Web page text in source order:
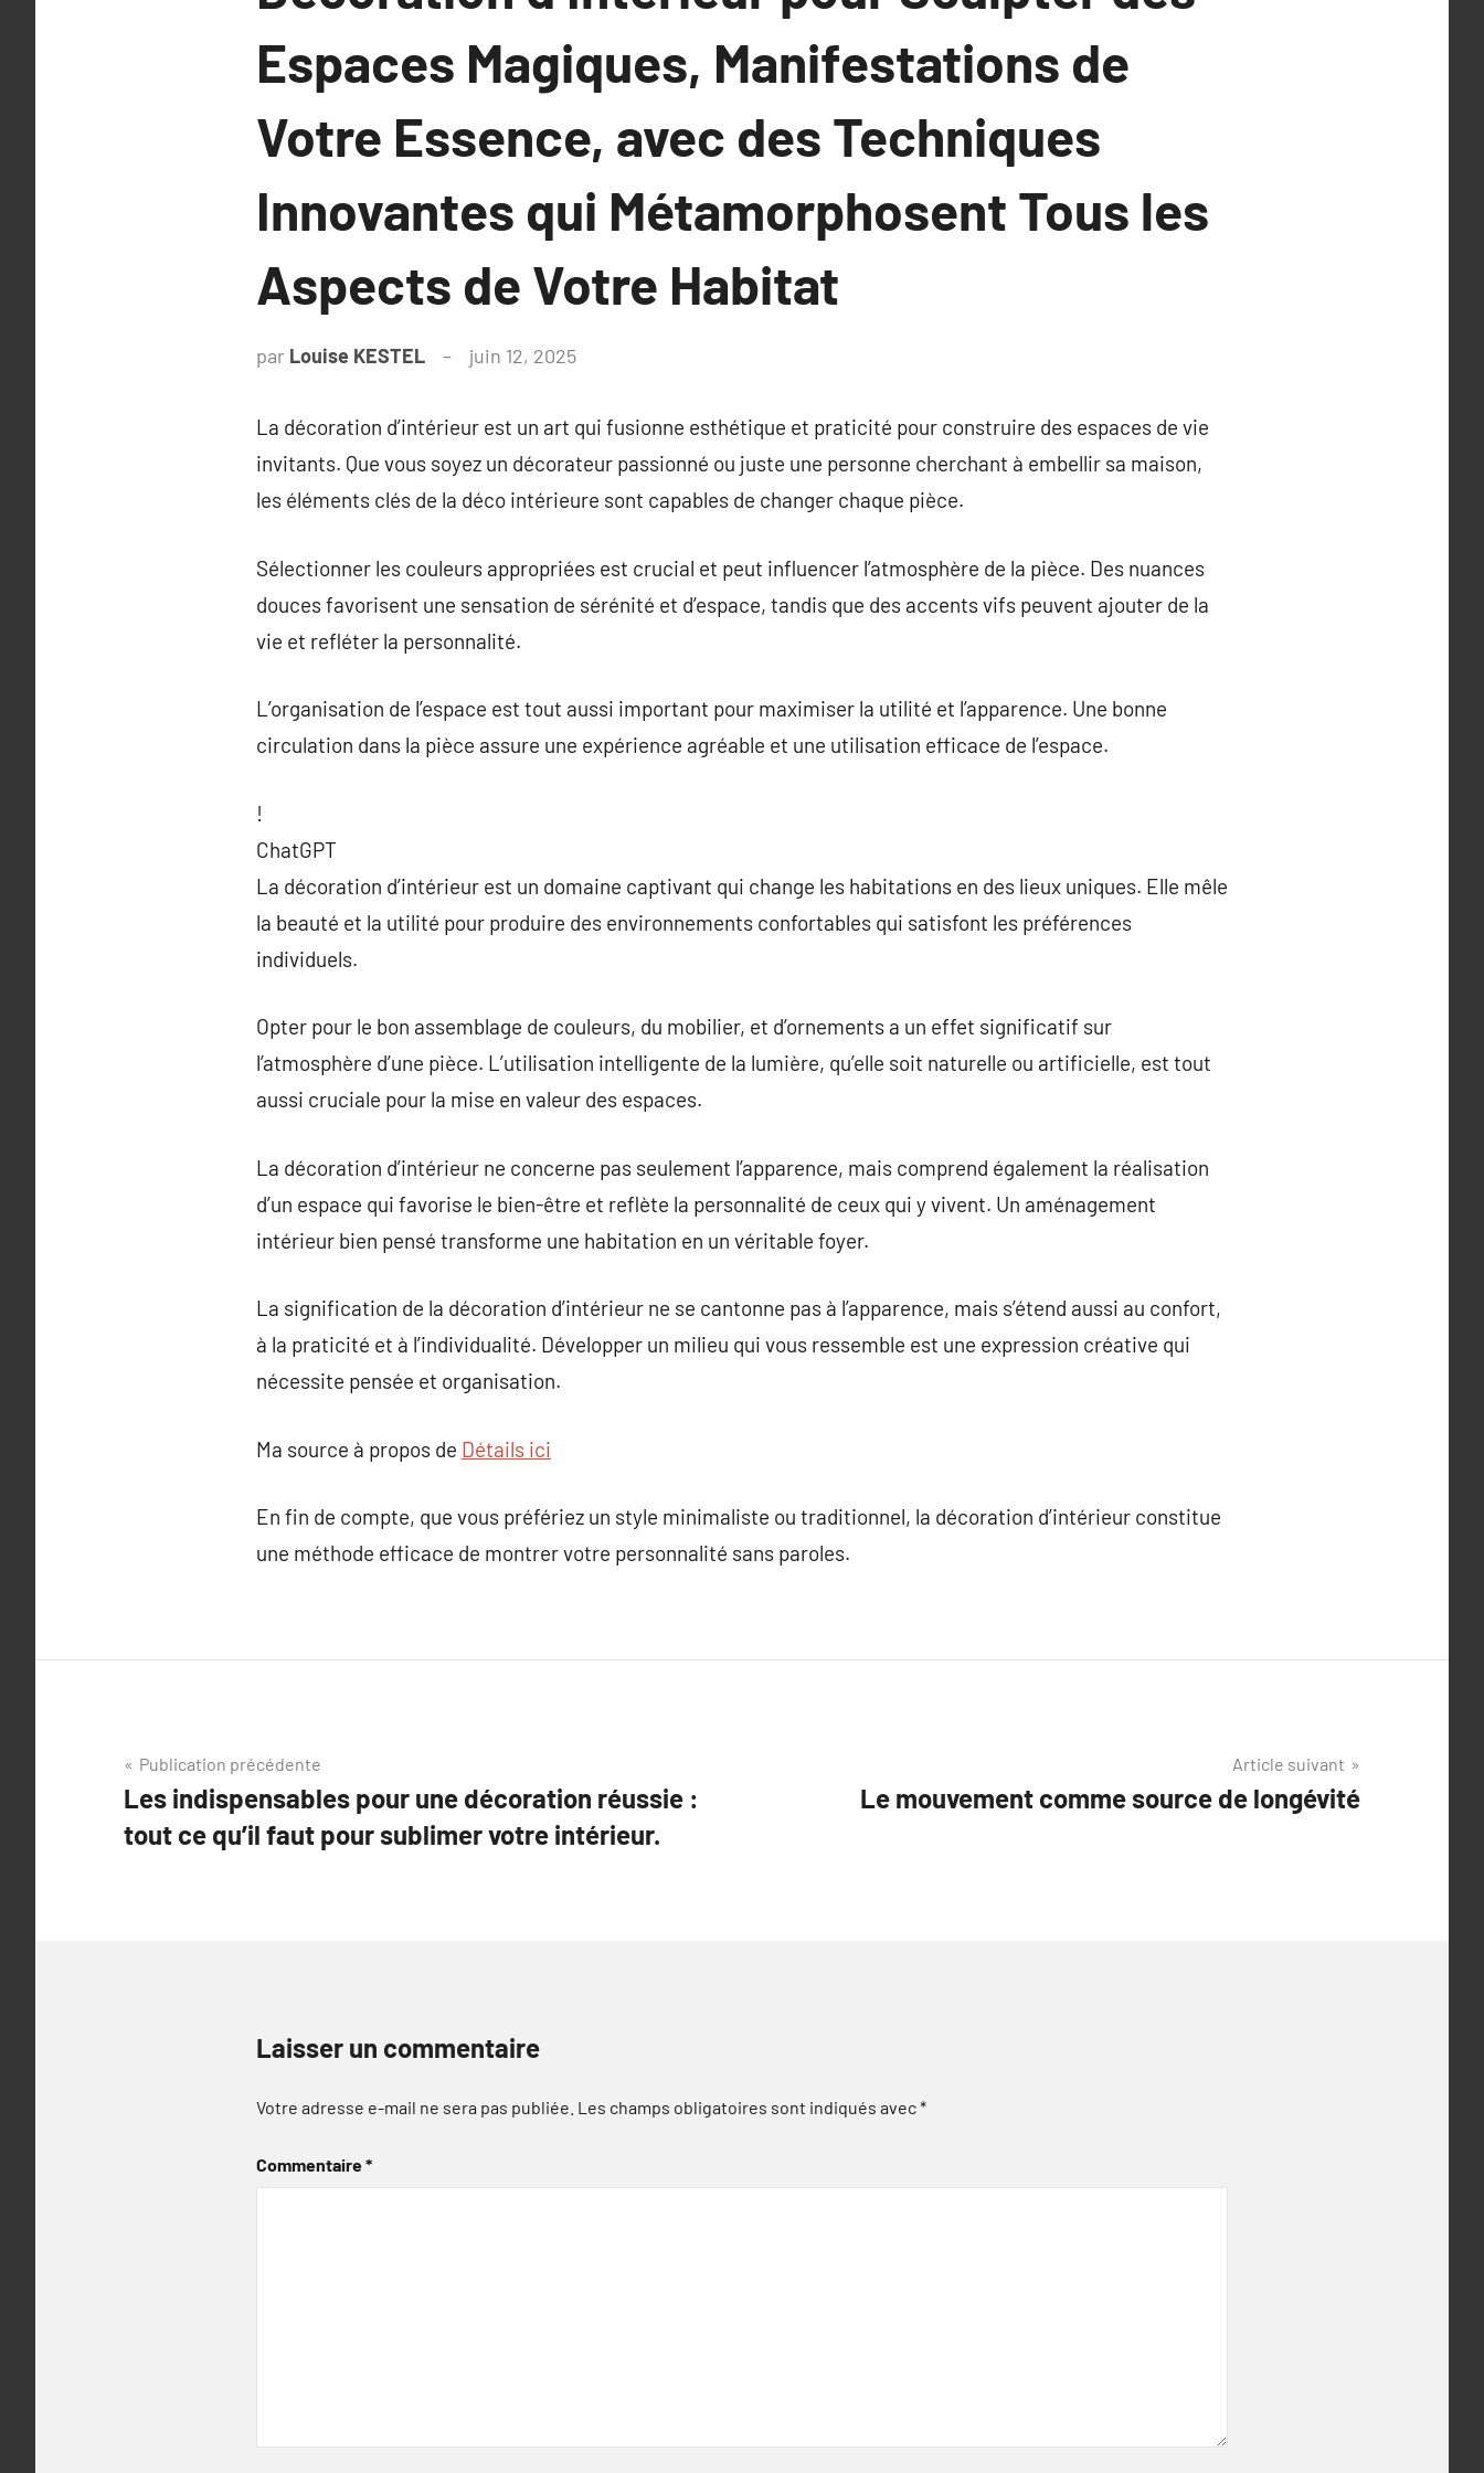
Espaces Magiques, Manifestations de
Votre Essence, avec des Techniques
Innovantes qui Métamorphosent Tous les
Aspects de Votre Habitat
par Louise KESTEL juin 12, 2025
La décoration d’intérieur est un art qui fusionne esthétique et praticité pour construire des espaces de vie
invitants. Que vous soyez un décorateur passionné ou juste une personne cherchant à embellir sa maison,
les éléments clés de la déco intérieure sont capables de changer chaque pièce.
Sélectionner les couleurs appropriées est crucial et peut influencer l’atmosphère de la pièce. Des nuances
douces favorisent une sensation de sérénité et d’espace, tandis que des accents vifs peuvent ajouter de la
vie et refléter la personnalité.
L’organisation de l’espace est tout aussi important pour maximiser la utilité et l’apparence. Une bonne
circulation dans la pièce assure une expérience agréable et une utilisation efficace de l’espace.
!
ChatGPT
La décoration d’intérieur est un domaine captivant qui change les habitations en des lieux uniques. Elle mêle
la beauté et la utilité pour produire des environnements confortables qui satisfont les préférences
individuels.
Opter pour le bon assemblage de couleurs, du mobilier, et d’ornements a un effet significatif sur
l’atmosphère d’une pièce. L’utilisation intelligente de la lumière, qu’elle soit naturelle ou artificielle, est tout
aussi cruciale pour la mise en valeur des espaces.
La décoration d’intérieur ne concerne pas seulement l’apparence, mais comprend également la réalisation
d’un espace qui favorise le bien-être et reflète la personnalité de ceux qui y vivent. Un aménagement
intérieur bien pensé transforme une habitation en un véritable foyer.
La signification de la décoration d’intérieur ne se cantonne pas à l’apparence, mais s’étend aussi au confort,
à la praticité et à l’individualité. Développer un milieu qui vous ressemble est une expression créative qui
nécessite pensée et organisation.
Ma source à propos de Détails ici
En fin de compte, que vous préfériez un style minimaliste ou traditionnel, la décoration d’intérieur constitue
une méthode efficace de montrer votre personnalité sans paroles.
Navigation
de
l’article
Publication précédente
Les indispensables pour une décoration réussie :
tout ce qu’il faut pour sublimer votre intérieur.
Article suivant
Le mouvement comme source de longévité
Laisser un commentaire
Votre adresse e-mail ne sera pas publiée. Les champs obligatoires sont indiqués avec*
Commentaire*